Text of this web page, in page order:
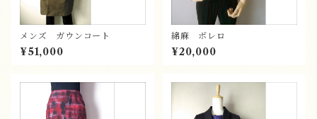
メンズ ガウンコート
¥51,000
綿麻 ボレロ
¥20,000